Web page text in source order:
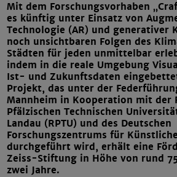
Mit dem Forschungsvorhaben
es künftig unter Einsatz von
Technologie (AR) und generativer
noch unsichtbaren Folgen des
Städten für jeden unmittelbar
indem in die reale Umgebung
Ist- und Zukunftsdaten
Projekt, das unter der
Mannheim in Kooperation mit der
Pfälzischen Technischen
Landau (RPTU) und des Deutschen
Forschungszentrums für
durchgeführt wird, erhält eine
Zeiss-Stiftung in Höhe von rund
zwei Jahre.